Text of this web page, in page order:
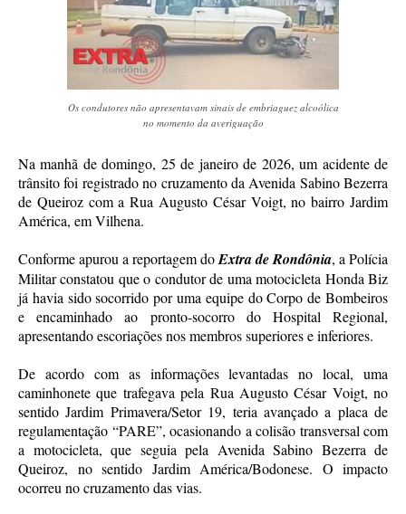
Os condutores não apresentavam sinais de embriaguez alcoólica
no momento da averiguação
Na manhã de domingo, 25 de janeiro de 2026, um acidente de
trânsito foi registrado no cruzamento da Avenida Sabino Bezerra
de Queiroz com a Rua Augusto César Voigt, no bairro Jardim
América, em Vilhena.
Conforme apurou a reportagem doExtra de Rondônia, a Polícia
Militar constatou que o condutor de uma motocicleta Honda Biz
já havia sido socorrido por uma equipe do Corpo de Bombeiros
e encaminhado ao pronto-socorro do Hospital Regional,
apresentando escoriações nos membros superiores e inferiores.
De acordo com as informações levantadas no local, uma
caminhonete que trafegava pela Rua Augusto César Voigt, no
sentido Jardim Primavera/Setor 19, teria avançado a placa de
regulamentação “PARE”, ocasionando a colisão transversal com
a motocicleta, que seguia pela Avenida Sabino Bezerra de
Queiroz, no sentido Jardim América/Bodonese. O impacto
ocorreu no cruzamento das vias.